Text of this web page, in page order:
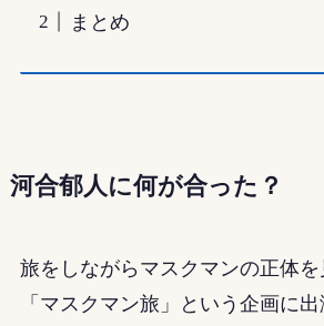
まとめ
河合郁人に何が合った？
旅をしながらマスクマンの正体を
「マスクマン旅」という企画に